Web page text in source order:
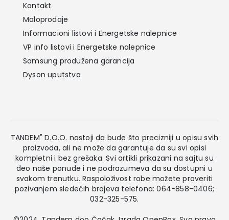
Kontakt
Maloprodaje
Informacioni listovi i Energetske nalepnice
VP info listovi i Energetske nalepnice
Samsung produžena garancija
Dyson uputstva
TANDEM" D.O.O. nastoji da bude što precizniji u opisu svih
proizvoda, ali ne može da garantuje da su svi opisi
kompletni i bez grešaka. Svi artikli prikazani na sajtu su
deo naše ponude i ne podrazumeva da su dostupni u
svakom trenutku. Raspoloživost robe možete proveriti
pozivanjem sledećih brojeva telefona: 064-858-0406;
032-325-575.